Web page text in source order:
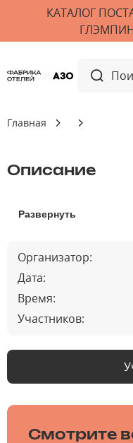
КАТАЛОГ
Главная
Описание
Развернуть
Организатор:
Дата:
Время:
Участников:
Смотрите